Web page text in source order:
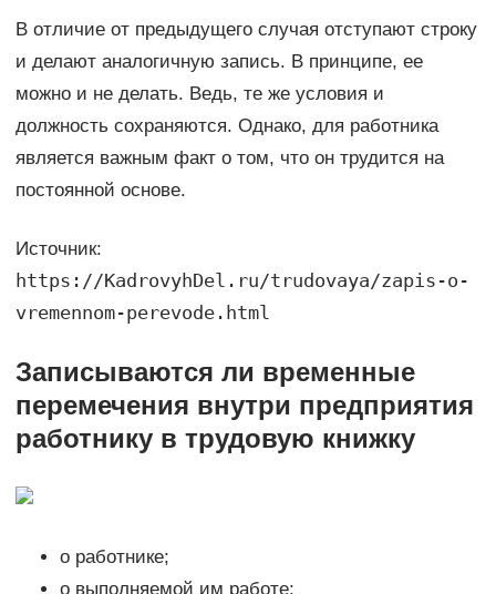
В отличие от предыдущего случая отступают строку
и делают аналогичную запись. В принципе, ее
можно и не делать. Ведь, те же условия и
должность сохраняются. Однако, для работника
является важным факт о том, что он трудится на
постоянной основе.
Источник:
https://KadrovyhDel.ru/trudovaya/zapis-o-
vremennom-perevode.html
Записываются ли временные
перемечения внутри предприятия
работнику в трудовую книжку
о работнике;
о выполняемой им работе;